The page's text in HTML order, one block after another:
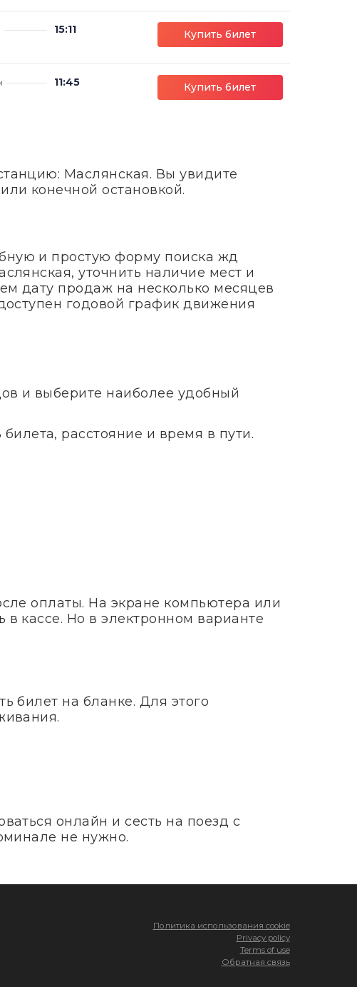
15:11 Купить билет
11:45 Купить билет
Маслянская. Вы увидите
конечной остановкой.
и простую форму поиска жд
уточнить наличие мест и
дату продаж на несколько месяцев
годовой график движения
и выберите наиболее удобный
расстояние и время в пути.
оплаты. На экране компьютера или
кассе. Но в электронном варианте
билет на бланке. Для этого
онлайн и сесть на поезд с
не нужно.
Политика использования cookie
Privacy policy
Terms of use
Обратная связь